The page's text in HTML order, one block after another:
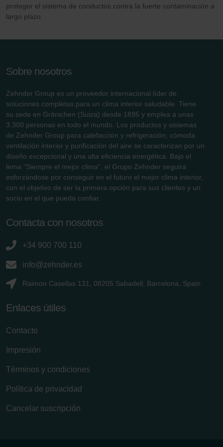
proteger el sistema de conductos contra la fuerte contaminación a
largo plazo.
Sobre nosotros
Zehnder Group es un proveedor internacional líder de
soluciones completas para un clima interior saludable. Tiene
su sede en Gränichen (Suiza) desde 1895 y emplea a unas
3.300 personas en todo el mundo. Los productos y sistemas
de Zehnder Group para calefacción y refrigeración, cómoda
ventilación interior y purificación del aire se caracterizan por un
diseño excepcional y una alta eficiencia energética. Bajo el
lema "Siempre el mejor clima", el Grupo Zehnder seguirá
esforzándose por conseguir en el futuro el mejor clima interior,
con el objetivo de ser la primera opción para sus clientes y un
socio en el que pueda confiar.
Contacta con nosotros
+34 900 700 110
info@zehnder.es
Raimon Casellas 131, 08205 Sabadell, Barcelona, Spain
Enlaces útiles
Contacto
Impresión
Términos y condiciones
Política de privacidad
Cancelar suscripción